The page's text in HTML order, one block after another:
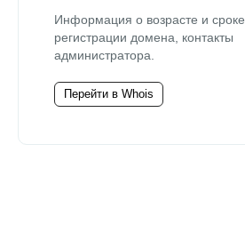
Информация о возрасте и сроке
регистрации домена, контакты
администратора.
Перейти в Whois